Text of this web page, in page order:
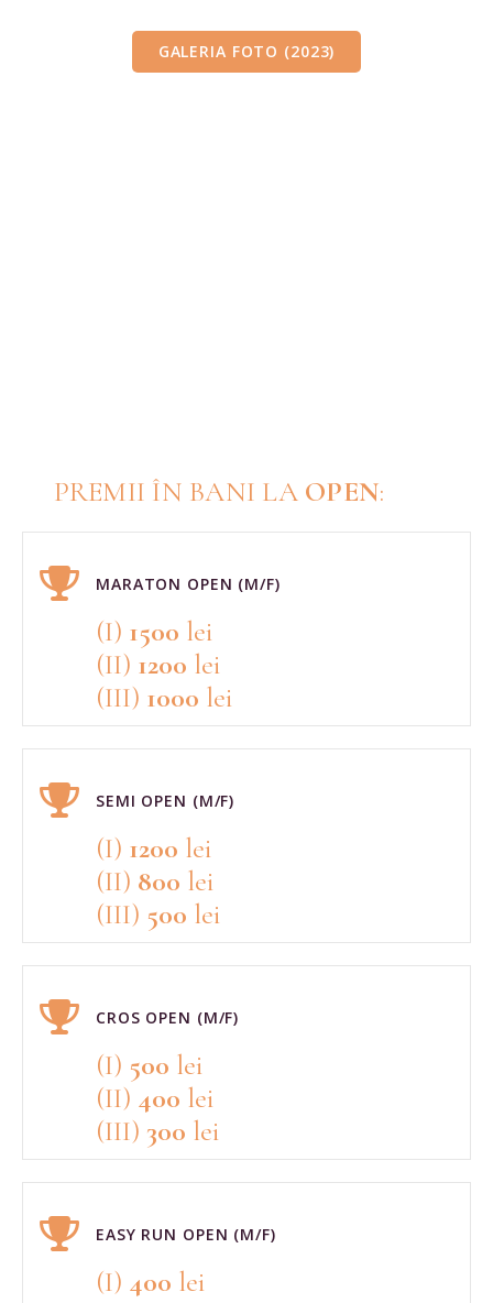
GALERIA FOTO (2023)
PREMII ÎN BANI LA OPEN:
MARATON OPEN (M/F)
(I) 1500 lei
(II) 1200 lei
(III) 1000 lei
SEMI OPEN (M/F)
(I) 1200 lei
(II) 800 lei
(III) 500 lei
CROS OPEN (M/F)
(I) 500 lei
(II) 400 lei
(III) 300 lei
EASY RUN OPEN (M/F)
(I) 400 lei